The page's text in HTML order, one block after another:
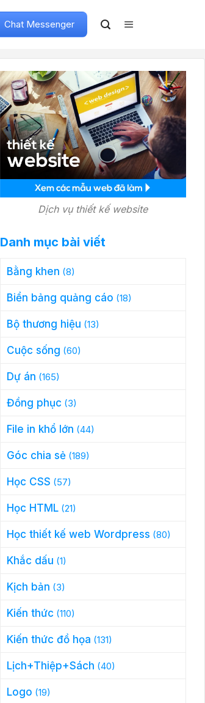
Chat Messenger
Dịch vụ thiết kế website
Danh mục bài viết
Bằng khen (8)
Biển bảng quảng cáo (18)
Bộ thương hiệu (13)
Cuộc sống (60)
Dự án (165)
Đồng phục (3)
File in khổ lớn (44)
Góc chia sẻ(189)
Học CSS (57)
Học HTML(21)
Học thiết kế web Wordpress (80)
Khắc dấu (1)
Kịch bản (3)
Kiến thức (110)
Kiến thức đồ họa (131)
Lịch+Thiệp+Sách (40)
Logo (19)